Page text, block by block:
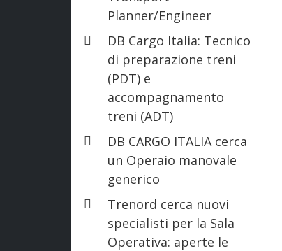
Planner/Engineer
DB Cargo Italia: Tecnico
di preparazione treni
(PDT) e
accompagnamento
treni (ADT)
DB CARGO ITALIA cerca
un Operaio manovale
generico
Trenord cerca nuovi
specialisti per la Sala
Operativa: aperte le